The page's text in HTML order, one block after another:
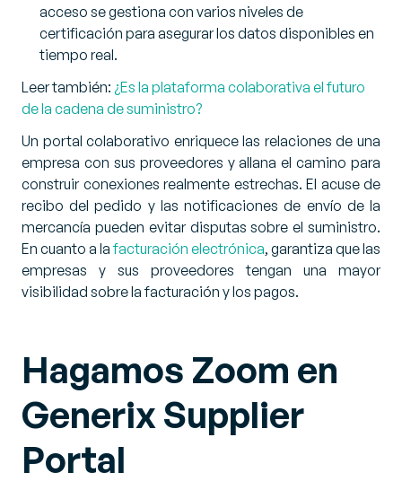
acceso se gestiona con varios niveles de
certificación para asegurar los datos disponibles en
tiempo real.
Leer también: ¿Es la plataforma colaborativa el futuro
de la cadena de suministro?
Un portal colaborativo enriquece las relaciones de una
empresa con sus proveedores y allana el camino para
construir conexiones realmente estrechas. El acuse de
recibo del pedido y las notificaciones de envío de la
mercancía pueden evitar disputas sobre el suministro.
En cuanto a lafacturación electrónica, garantiza que las
empresas y sus proveedores tengan una mayor
visibilidad sobre la facturación y los pagos.
Hagamos Zoom en
Generix Supplier
Portal